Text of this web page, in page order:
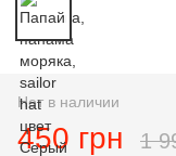
Нет в наличии
450 грн 1